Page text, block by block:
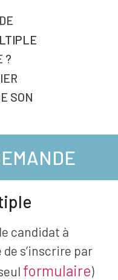
?
SON
candidat à
s’inscrire par
formulaire)